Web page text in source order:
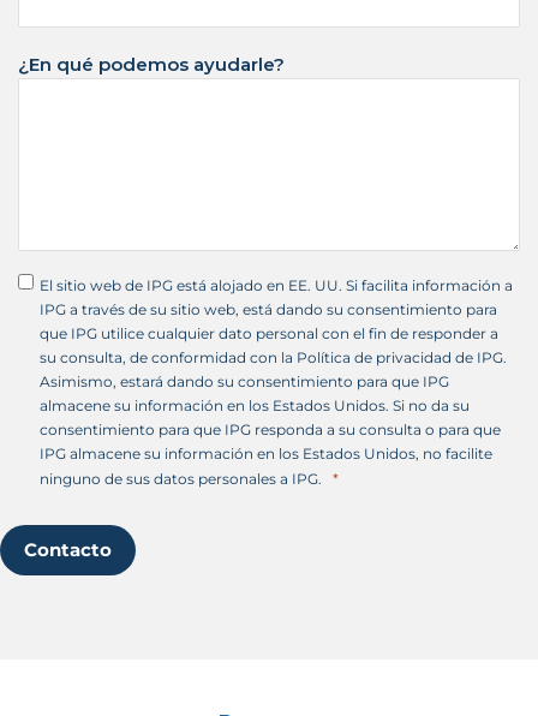
¿En qué podemos ayudarle?
El sitio web de IPG está alojado en EE. UU. Si facilita información a
IPG a través de su sitio web, está dando su consentimiento para
que IPG utilice cualquier dato personal con el fin de responder a
su consulta, de conformidad con la Política de privacidad de IPG.
Asimismo, estará dando su consentimiento para que IPG
almacene su información en los Estados Unidos. Si no da su
consentimiento para que IPG responda a su consulta o para que
IPG almacene su información en los Estados Unidos, no facilite
ninguno de sus datos personales a IPG.
Contacto